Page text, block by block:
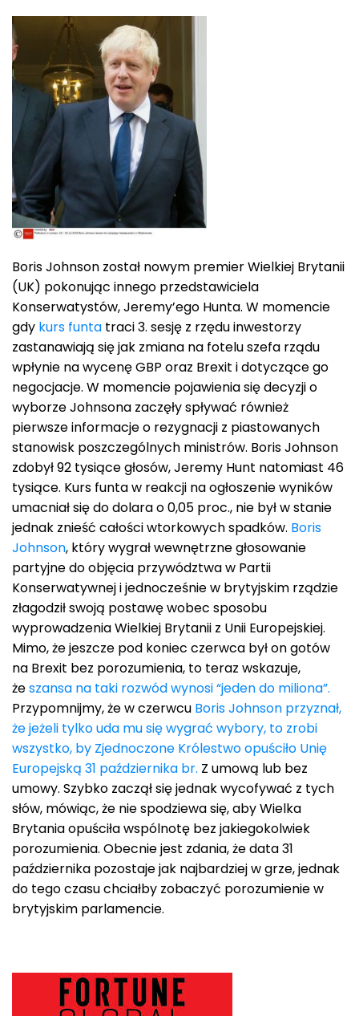
Boris Johnson został nowym premier Wielkiej Brytanii
(UK) pokonując innego przedstawiciela
Konserwatystów, Jeremy’ego Hunta. W momencie
gdy kurs funta traci 3. sesję z rzędu inwestorzy
zastanawiają się jak zmiana na fotelu szefa rządu
wpłynie na wycenę GBP oraz Brexit i dotyczące go
negocjacje. W momencie pojawienia się decyzji o
wyborze Johnsona zaczęły spływać również
pierwsze informacje o rezygnacji z piastowanych
stanowisk poszczególnych ministrów. Boris Johnson
zdobył 92 tysiące głosów, Jeremy Hunt natomiast 46
tysiące. Kurs funta w reakcji na ogłoszenie wyników
umacniał się do dolara o 0,05 proc., nie był w stanie
jednak znieść całości wtorkowych spadków. Boris
Johnson, który wygrał wewnętrzne głosowanie
partyjne do objęcia przywództwa w Partii
Konserwatywnej i jednocześnie w brytyjskim rządzie
złagodził swoją postawę wobec sposobu
wyprowadzenia Wielkiej Brytanii z Unii Europejskiej.
Mimo, że jeszcze pod koniec czerwca był on gotów
na Brexit bez porozumienia, to teraz wskazuje,
żeszansa na taki rozwód wynosi “jeden do miliona”.
Przypomnijmy, że w czerwcu Boris Johnson przyznał,
że jeżeli tylko uda mu się wygrać wybory, to zrobi
wszystko, by Zjednoczone Królestwo opuściło Unię
Europejską 31 października br. Z umową lub bez
umowy. Szybko zaczął się jednak wycofywać z tych
słów, mówiąc, że nie spodziewa się, aby Wielka
Brytania opuściła wspólnotę bez jakiegokolwiek
porozumienia. Obecnie jest zdania, że data 31
października pozostaje jak najbardziej w grze, jednak
do tego czasu chciałby zobaczyć porozumienie w
brytyjskim parlamencie.